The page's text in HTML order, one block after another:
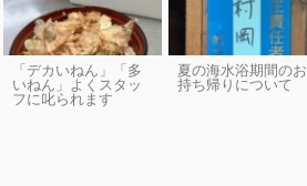
「デカいねん」「多
いねん」よくスタッ
フに叱られます
夏の海水浴期間のお
持ち帰りについて